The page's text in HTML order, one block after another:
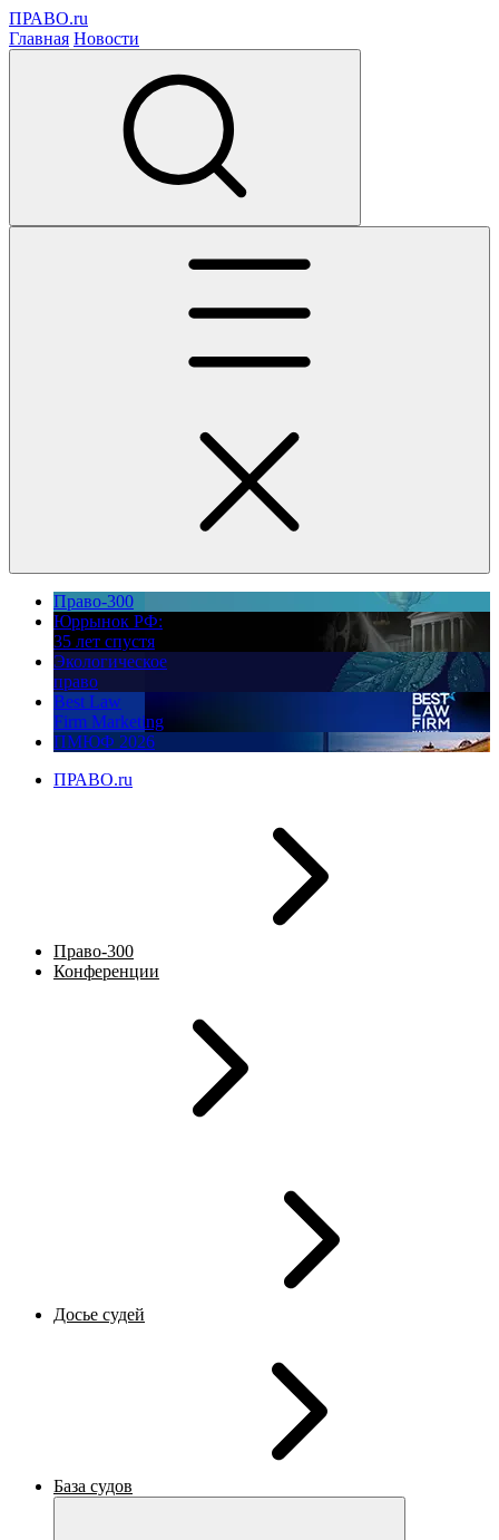
ПРАВО.ru
Главная Новости
Право-300
Юррынок РФ:
35 лет спустя
Экологическое
право
Best Law
Firm Marketing
ПМЮФ 2026
ПРАВО.ru
Право-300
Конференции
Досье судей
База судов